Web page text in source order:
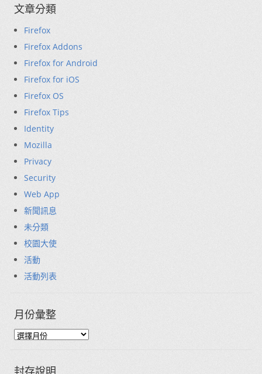
文章分類
Firefox
Firefox Addons
Firefox for Android
Firefox for iOS
Firefox OS
Firefox Tips
Identity
Mozilla
Privacy
Security
Web App
新聞訊息
未分類
校園大使
活動
活動列表
月份彙整